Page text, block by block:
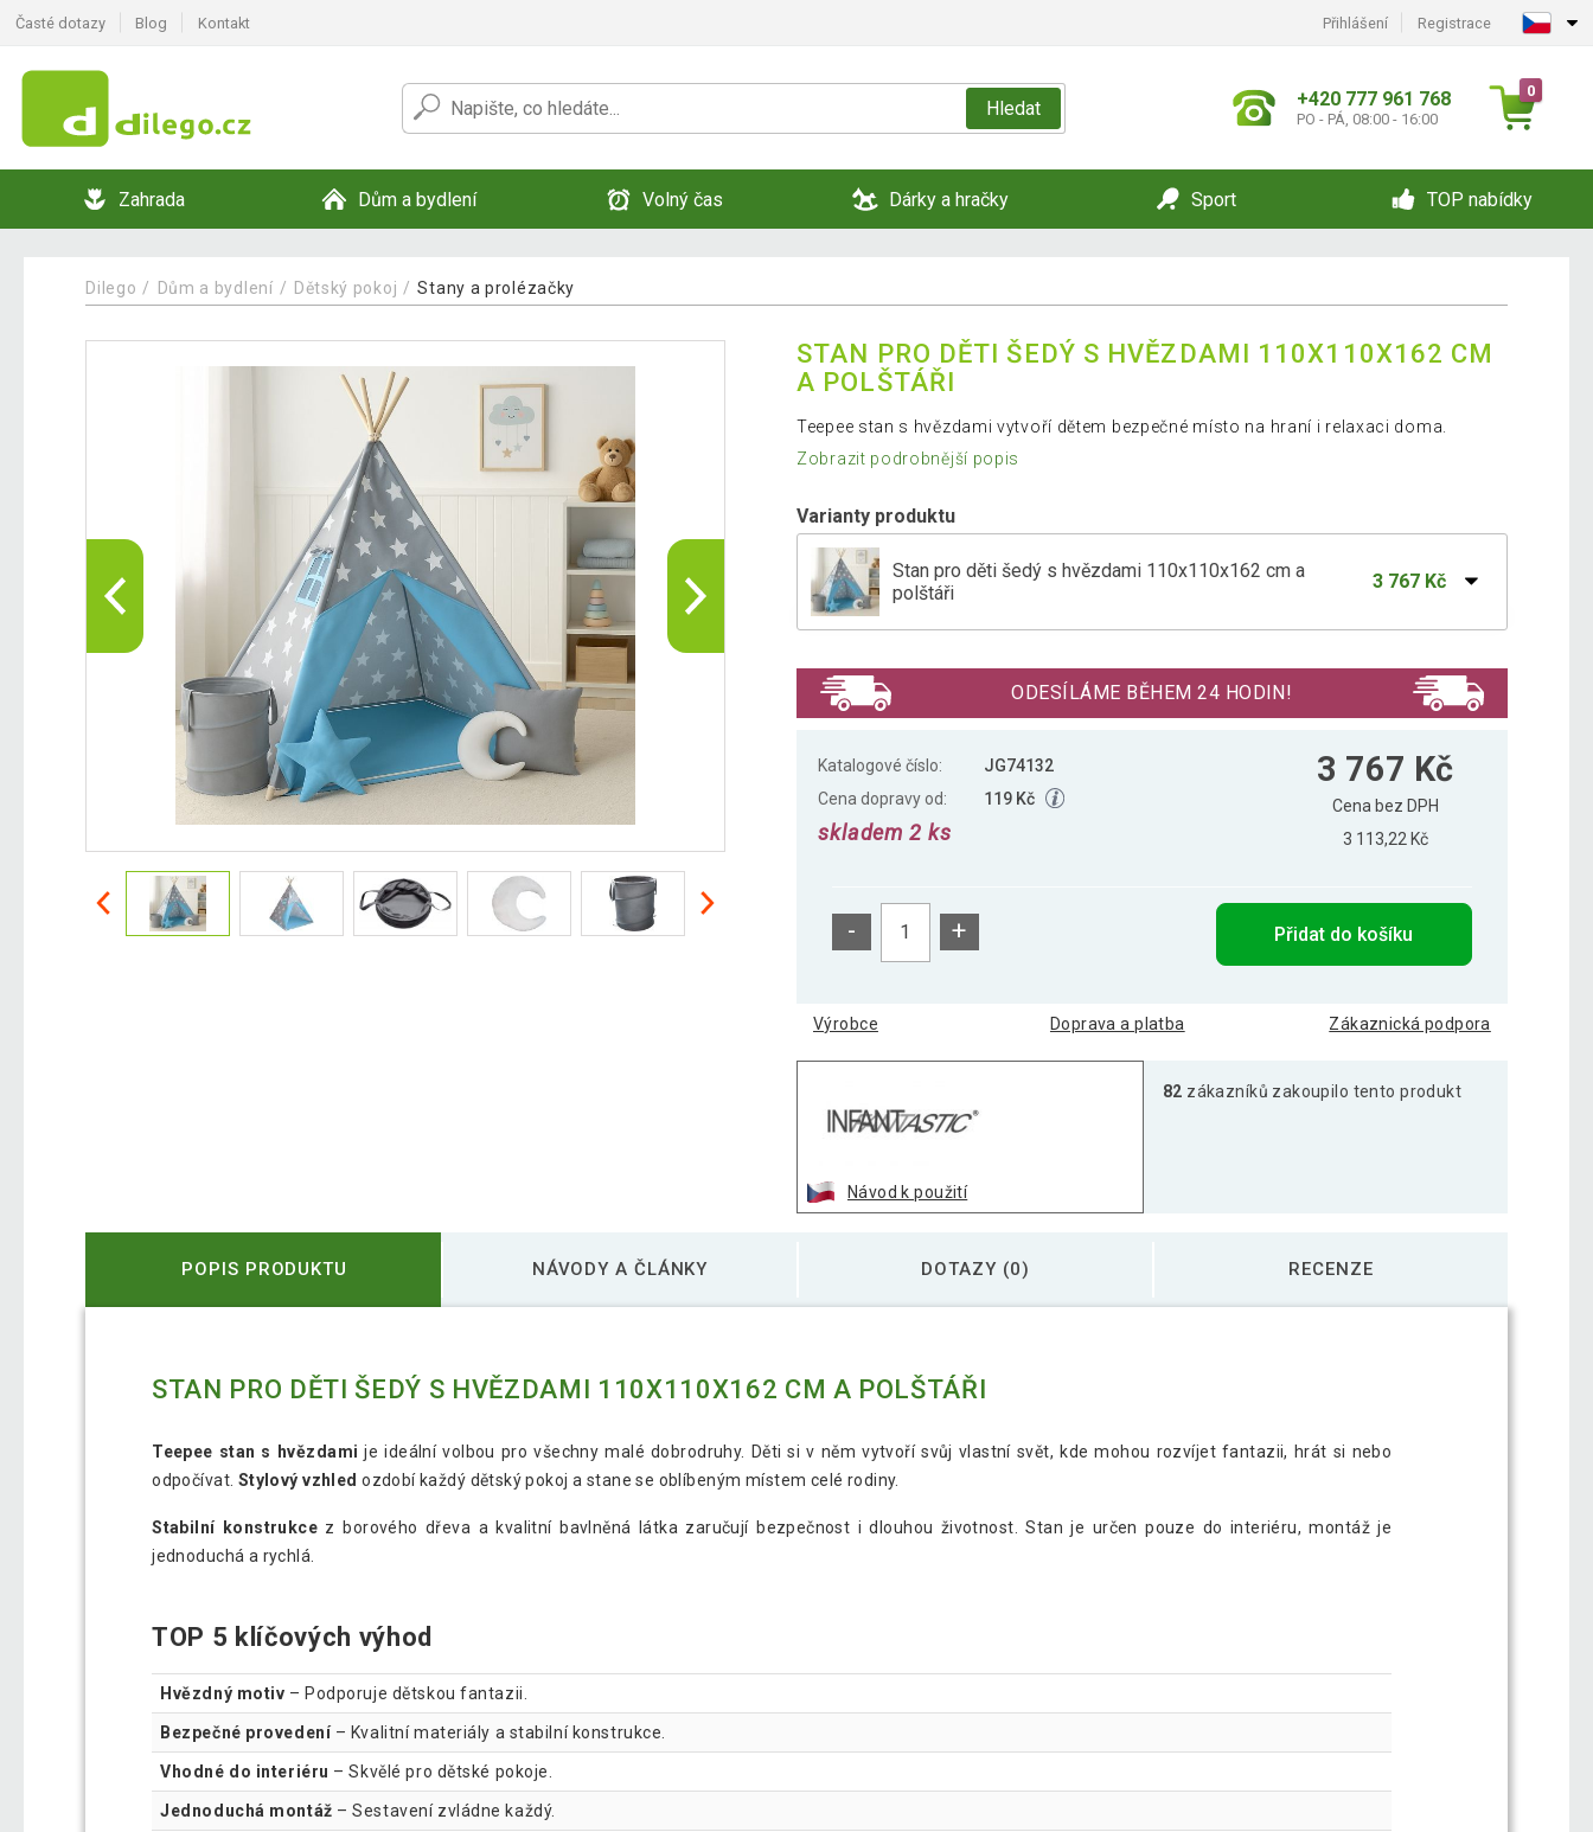
Časté dotazy Blog Kontakt Přihlášení Registrace
Hledat +420 777 961 768
PO - PÁ, 08:00 - 16:00
0
Zahrada Dům a bydlení Volný čas Dárky a hračky Sport TOP nabídky
Dilego Dům a bydlení Dětský pokoj Stany a prolézačky
STAN PRO DĚTI ŠEDÝ S HVĚZDAMI 110X110X162 CM
A POLŠTÁŘI
Teepee stan s hvězdami vytvoří dětem bezpečné místo na hraní i relaxaci doma.
Zobrazit podrobnější popis
Varianty produktu
Stan pro děti šedý s hvězdami 110x110x162 cm a
polštáři
3 767 Kč
ODESÍLÁME BĚHEM 24 HODIN!
Katalogové číslo:
JG74132
Cena dopravy od:
119 Kč
skladem 2 ks
3 767 Kč
Cena bez DPH
3 113,22 Kč
- + Přidat do košíku
Výrobce Doprava a platba Zákaznická podpora
Návod k použití
82 zákazníků zakoupilo tento produkt
POPIS PRODUKTU NÁVODY A ČLÁNKY DOTAZY (0) RECENZE
STAN PRO DĚTI ŠEDÝ S HVĚZDAMI 110X110X162 CM A POLŠTÁŘI
Teepee stan s hvězdami je ideální volbou pro všechny malé dobrodruhy. Děti si v něm vytvoří svůj vlastní svět, kde mohou rozvíjet fantazii, hrát si nebo
odpočívat. Stylový vzhled ozdobí každý dětský pokoj a stane se oblíbeným místem celé rodiny.
Stabilní konstrukce z borového dřeva a kvalitní bavlněná látka zaručují bezpečnost i dlouhou životnost. Stan je určen pouze do interiéru, montáž je
jednoduchá a rychlá.
TOP 5 klíčových výhod
Hvězdný motiv – Podporuje dětskou fantazii.
Bezpečné provedení– Kvalitní materiály a stabilní konstrukce.
Vhodné do interiéru – Skvělé pro dětské pokoje.
Jednoduchá montáž – Sestavení zvládne každý.